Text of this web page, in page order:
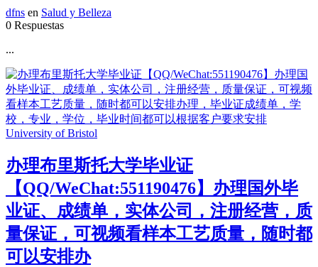
dfns en Salud y Belleza
0 Respuestas
...
办理布里斯托大学毕业证
【QQ/WeChat:551190476】办理国外毕
业证、成绩单，实体公司，注册经营，质
量保证，可视频看样本工艺质量，随时都
可以安排办